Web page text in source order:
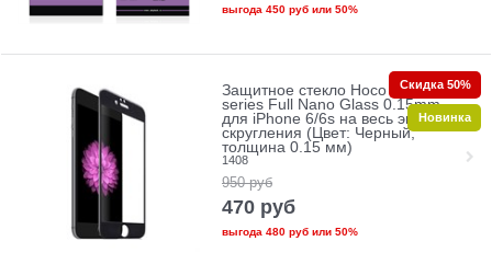
выгода 450 рубили 50%
Защитное стекло Hoco Ghost
series Full Nano Glass 0.15mm
для iPhone 6/6s на весь экран без
скругления (Цвет: Черный,
толщина 0.15 мм)
1408
950 руб
470 руб
выгода 480 рубили 50%
Скидка 50%
Новинка